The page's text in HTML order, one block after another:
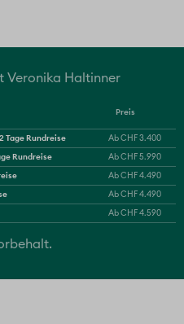
Veronika Haltinner
Preis
Tage Rundreise Ab CHF 3.400
Rundreise Ab CHF 5.990
Ab CHF 4.490
Ab CHF 4.490
Ab CHF 4.590